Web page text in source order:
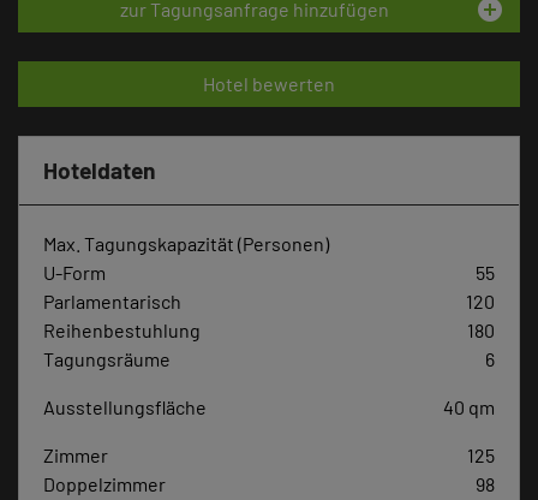
zur Tagungsanfrage hinzufügen add_circle
Hotel bewerten
Hoteldaten
Max. Tagungskapazität (Personen)
U-Form
55
Parlamentarisch
120
Reihenbestuhlung
180
Tagungsräume
6
Ausstellungsfläche 40 qm
Zimmer
125
Doppelzimmer
98